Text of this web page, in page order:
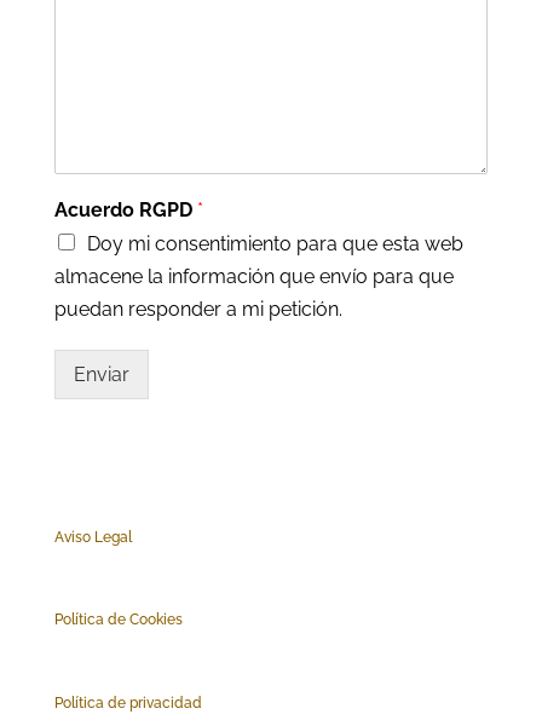
Acuerdo RGPD *
Doy mi consentimiento para que esta web
almacene la información que envío para que
puedan responder a mi petición.
Enviar
Aviso Legal
Política de Cookies
Política de privacidad